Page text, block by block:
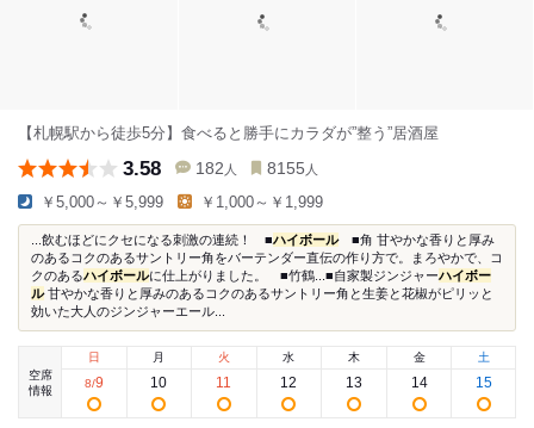
【札幌駅から徒歩5分】食べると勝手にカラダが”整う”居酒屋
3.58 182 人 8155 人
￥5,000～￥5,999 ￥1,000～￥1,999
...飲むほどにクセになる刺激の連続！ ■ハイボール■角 甘やかな香りと厚み
のあるコクのあるサントリー角をバーテンダー直伝の作り方で。まろやかで、コ
クのあるハイボールに仕上がりました。 ■竹鶴...■自家製ジンジャーハイボー
ル甘やかな香りと厚みのあるコクのあるサントリー角と生姜と花椒がピリッと
効いた大人のジンジャーエール...
空席
情報
日
8/9
月
10
火
11
水
12
木
13
金
14
土
15